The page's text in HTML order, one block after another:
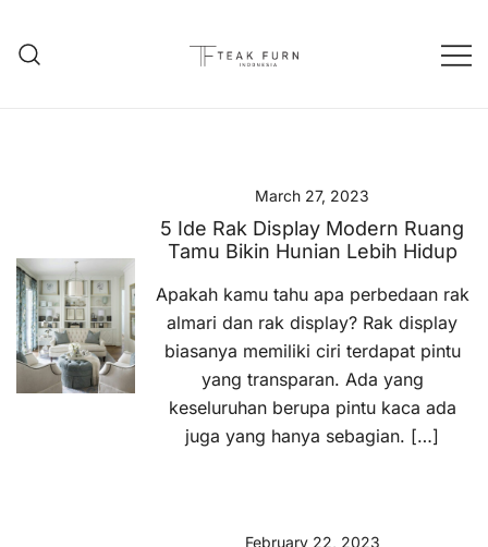
March 27, 2023
5 Ide Rak Display Modern Ruang
Tamu Bikin Hunian Lebih Hidup
Apakah kamu tahu apa perbedaan rak
almari dan rak display? Rak display
biasanya memiliki ciri terdapat pintu
yang transparan. Ada yang
keseluruhan berupa pintu kaca ada
juga yang hanya sebagian. […]
February 22, 2023